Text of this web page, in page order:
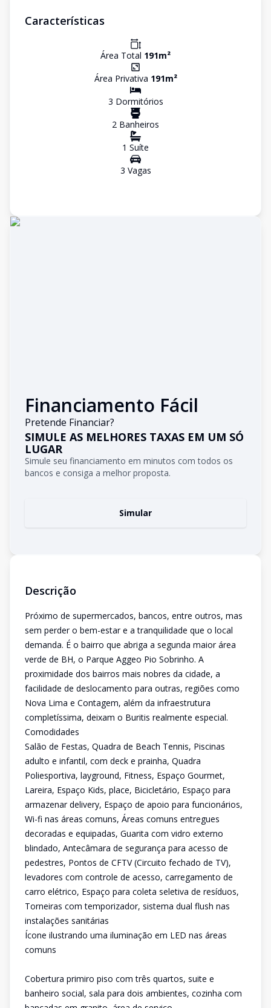
Características
Área Total 191m²
Área Privativa 191m²
3 Dormitórios
2 Banheiros
1 Suíte
3 Vagas
Financiamento Fácil
Pretende Financiar?
SIMULE AS MELHORES TAXAS EM UM SÓ
LUGAR
Simule seu financiamento em minutos com todos os
bancos e consiga a melhor proposta.
Simular
Descrição
Próximo de supermercados, bancos, entre outros, mas
sem perder o bem-estar e a tranquilidade que o local
demanda. É o bairro que abriga a segunda maior área
verde de BH, o Parque Aggeo Pio Sobrinho. A
proximidade dos bairros mais nobres da cidade, a
facilidade de deslocamento para outras, regiões como
Nova Lima e Contagem, além da infraestrutura
completíssima, deixam o Buritis realmente especial.
Comodidades
Salão de Festas, Quadra de Beach Tennis, Piscinas
adulto e infantil, com deck e prainha, Quadra
Poliesportiva, layground, Fitness, Espaço Gourmet,
Lareira, Espaço Kids, place, Bicicletário, Espaço para
armazenar delivery, Espaço de apoio para funcionários,
Wi-fi nas áreas comuns, Áreas comuns entregues
decoradas e equipadas, Guarita com vidro externo
blindado, Antecâmara de segurança para acesso de
pedestres, Pontos de CFTV (Circuito fechado de TV),
levadores com controle de acesso, carregamento de
carro elétrico, Espaço para coleta seletiva de resíduos,
Torneiras com temporizador, sistema dual flush nas
instalações sanitárias
Ícone ilustrando uma iluminação em LED nas áreas
comuns
Cobertura primiro piso com três quartos, suite e
banheiro social, sala para dois ambientes, cozinha com